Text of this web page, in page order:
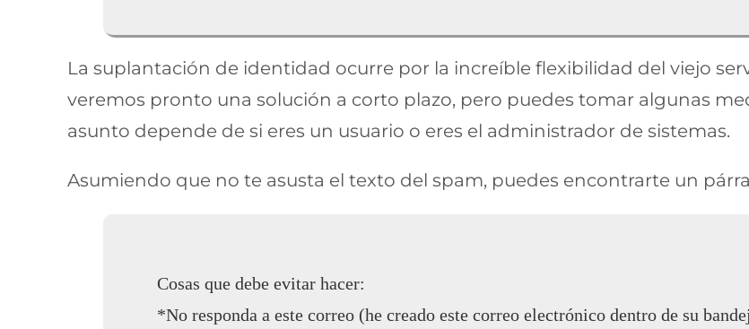
La suplantación de identidad ocurre por la increíble flexibilidad del viejo
veremos pronto una solución a corto plazo, pero puedes tomar algunas
asunto depende de si eres un usuario o eres el administrador de sistemas.
Asumiendo que no te asusta el texto del spam, puedes encontrarte un
Cosas que debe evitar hacer:
*No responda a este correo (he creado este correo electrónico dentro de su